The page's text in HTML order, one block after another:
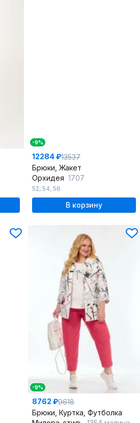
-9%
12284 ₽13537
Брюки, Жакет
Орхидея 1707
52, 54, 56
В корзину
-9%
8762 ₽9618
Брюки, Куртка, Футболка